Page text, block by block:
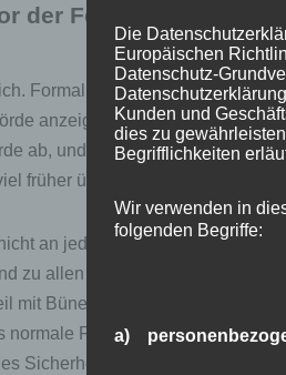
der Feier muss man
Formal muss der Feuerwerker
anzeigen (manchmal geht es
ab, und kann mit zuätzlichen
früher über das Feuerwerk
an jedem Ort ein Feuerwerk
zu allen Seiten, und für höher
mit Bünenfontänen und
normale Feuerwerksartikel, und
Sicherheitsabstands dürfen sich
Die
Europäischen
Datenschutz-
Kunden und
dies zu
Begrifflichkeiten
Wir verwenden in
folgenden Begriffe:
a)